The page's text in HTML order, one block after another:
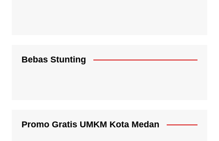
Bebas Stunting
Promo Gratis UMKM Kota Medan